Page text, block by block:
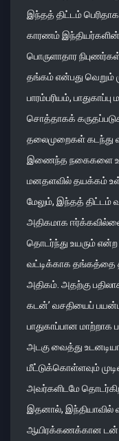
இந்தத் திட்டம்
காரணம்
பொருளாதார
தங்கம் என்பது வெறும்
பாரம்பரியம்,
சொத்தாகக்
தலைமுறைகள் கடந்து
இணைந்த நகைகளை
மனதளவில் தயக்கம்
மேலும், இந்தத் திட்டம்
அதிகமாக
தொடர்ந்து உயரும் என்ற
வட்டிக்காக தங்கத்தை
அதிகம். அதற்கு
கடன்’ வசதியைப்
பாதுகாப்பான
அடகு வைத்து
மீட்டுக்கொள்ளவும்
அவர்களிடமே
இதனால், இந்தியாவில்
ஆயிரக்கணக்கான டன்